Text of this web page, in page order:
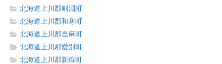
北海道上川郡剣淵町
北海道上川郡和寒町
北海道上川郡当麻町
北海道上川郡愛別町
北海道上川郡新得町